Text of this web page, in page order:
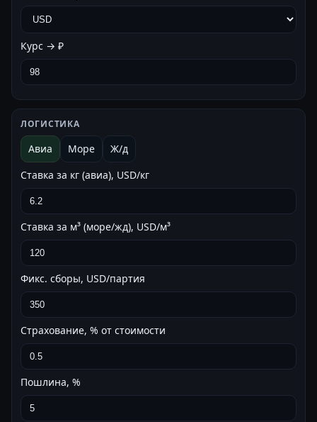
Курс → ₽
ЛОГИСТИКА
Авиа Море
Ж/д
Ставка за кг (авиа), USD/кг
Ставка за м³ (море/жд), USD/м³
Фикс. сборы, USD/партия
Страхование, % от стоимости
Пошлина, %